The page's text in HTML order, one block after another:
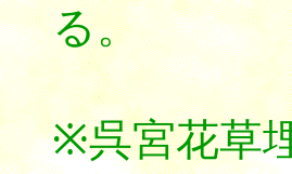
る。
※呉宮花草